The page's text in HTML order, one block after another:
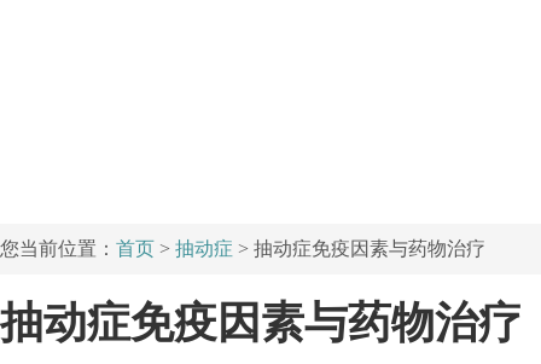
您当前位置： 首页 > 抽动症 > 抽动症免疫因素与药物治疗
抽动症免疫因素与药物治疗